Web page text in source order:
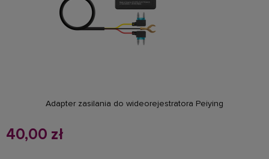
Adapter zasilania do wideorejestratora Peiying
40,00 zł
do koszyka